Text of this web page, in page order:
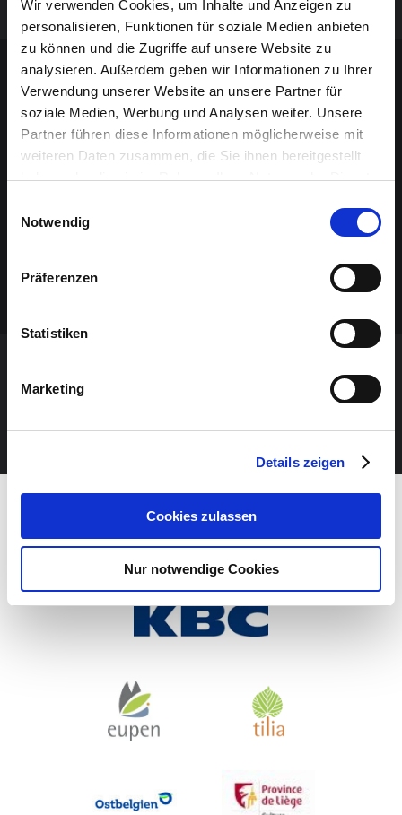
Wir verwenden Cookies, um Inhalte und Anzeigen zu
personalisieren, Funktionen für soziale Medien anbieten
zu können und die Zugriffe auf unsere Website zu
analysieren. Außerdem geben wir Informationen zu Ihrer
Verwendung unserer Website an unsere Partner für
soziale Medien, Werbung und Analysen weiter. Unsere
Partner führen diese Informationen möglicherweise mit
weiteren Daten zusammen, die Sie ihnen bereitgestellt
haben oder die sie im Rahmen Ihrer Nutzung der Dienste
Notwendig
Präferenzen
Statistiken
Marketing
Details zeigen
Cookies zulassen
Nur notwendige Cookies
Sponsoren-Inhalt
JETZT UNSEREN NEWSLETTER ABONNIEREN